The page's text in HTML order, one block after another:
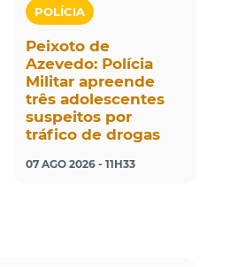
POLÍCIA
Peixoto de
Azevedo: Polícia
Militar apreende
três adolescentes
suspeitos por
tráfico de drogas
07 AGO 2026 - 11H33